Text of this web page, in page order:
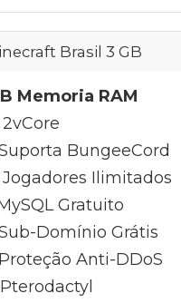
Brasil 3 GB
Memoria RAM
BungeeCord
Ilimitados
Gratuito
Domínio Grátis
Anti-DDoS